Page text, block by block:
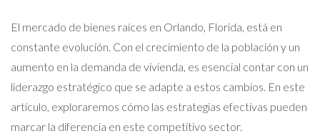
El mercado de bienes raíces en Orlando, Florida, está en
constante evolución. Con el crecimiento de la población y un
aumento en la demanda de vivienda, es esencial contar con un
liderazgo estratégico que se adapte a estos cambios. En este
artículo, exploraremos cómo las estrategias efectivas pueden
marcar la diferencia en este competitivo sector.